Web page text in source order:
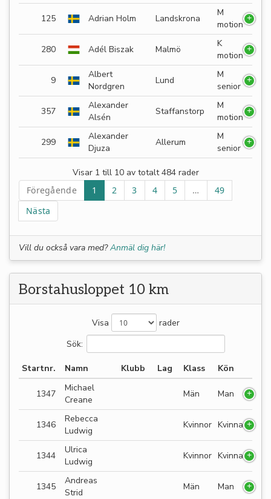
125 Adrian Holm Landskrona
M
motion
280 Adél Biszak Malmö
K
motion
9
Albert
Nordgren
Lund
M
senior
357
Alexander
Alsén
Staffanstorp
M
motion
299
Alexander
Djuza
Allerum
M
senior
Visar 1 till 10 av totalt 484 rader
Föregående
1 2 3 4 5 …
49
Nästa
Vill du också vara med?Anmäl dig här!
Borstahusloppet 10 km
Visa
rader
Sök:
Startnr. Namn Klubb Lag Klass Kön
1347
Michael
Creane
Män Man
1346
Rebecca
Ludwig
Kvinnor Kvinna
1344
Ulrica
Ludwig
Kvinnor Kvinna
1345
Andreas
Strid
Män Man